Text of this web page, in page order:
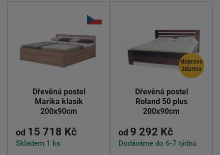
Dřevěná postel
Marika klasik
200x90cm
od 15 718 Kč
Skladem 1 ks
doprava
zdarma
Dřevěná postel
Roland 50 plus
200x90cm
od 9 292 Kč
Dodáváme do 6-7 týdnů